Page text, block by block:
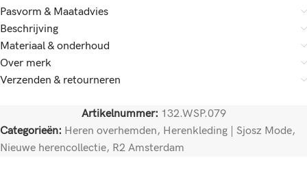
Pasvorm & Maatadvies
Beschrijving
Materiaal & onderhoud
Over merk
Verzenden & retourneren
Artikelnummer: 132.WSP.079
Categorieën: Heren overhemden, Herenkleding | Sjosz Mode,
Nieuwe herencollectie, R2 Amsterdam